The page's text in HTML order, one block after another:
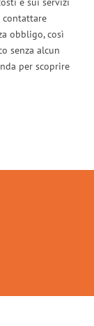
contattare
obbligo, così
senza alcun
per scoprire